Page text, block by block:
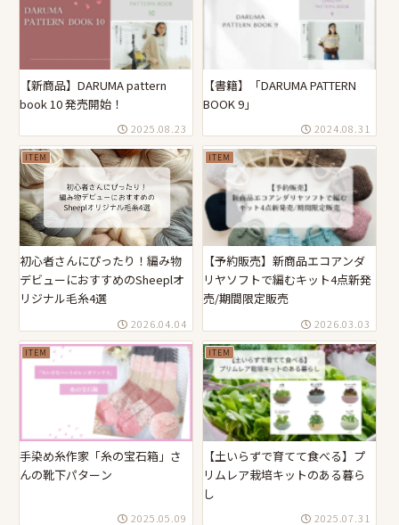
【新商品】DARUMA pattern
book 10 発売開始！
2025.08.23
【書籍】「DARUMA PATTERN
BOOK 9」
2024.08.31
ITEM
初心者さんにぴったり！編み物
デビューにおすすめのSheeplオ
リジナル毛糸4選
2026.04.04
ITEM
【予約販売】新商品エコアンダ
リヤソフトで編むキット4点新発
売/期間限定販売
2026.03.03
ITEM
手染め糸作家「糸の宝石箱」さ
んの靴下パターン
2025.05.09
ITEM
【土いらずで育てて食べる】プ
リムレア栽培キットのある暮ら
し
2025.07.31